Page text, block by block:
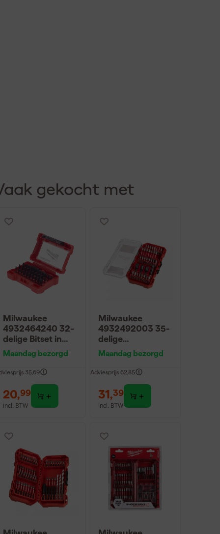
gekocht met
Milwaukee
4932464240 32-
delige Bitset in
box
Maandag bezorgd
35,69
20,99
incl. BTW
Milwaukee
4932492003 35-
delige
Shockwave
Impact Duty
bitset in cassette
Maandag bezorgd
Adviesprijs 62,85
31,39
incl. BTW